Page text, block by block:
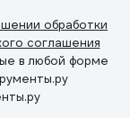
обработки
соглашения
в любой форме